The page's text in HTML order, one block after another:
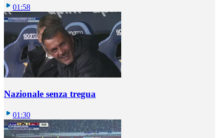
01:58
Nazionale senza tregua
01:30